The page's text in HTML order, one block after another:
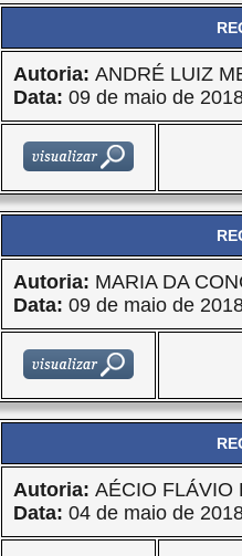
Autoria: ANDRÉ LUIZ
Data: 09 de maio de
Autoria: MARIA DA
Data: 09 de maio de
Autoria: AÉCIO FLÁVIO
Data: 04 de maio de